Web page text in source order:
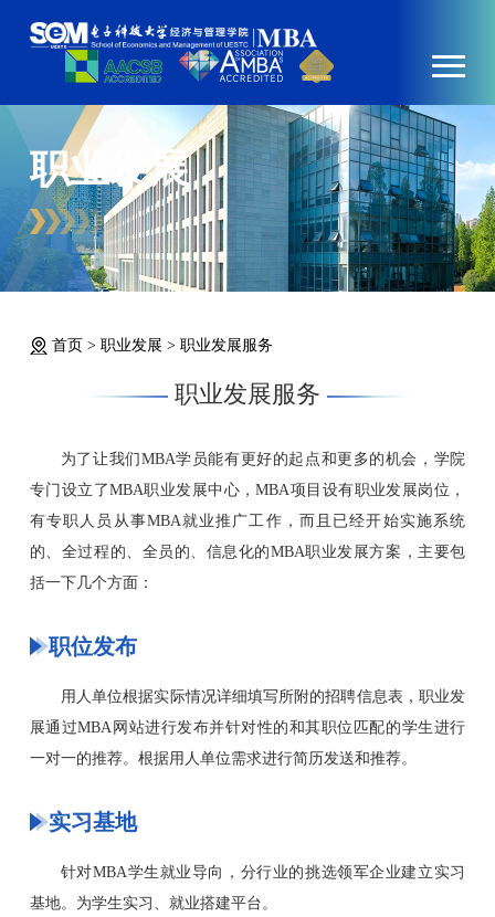
职业发展
首页 > 职业发展 > 职业发展服务
职业发展服务
为了让我们MBA学员能有更好的起点和更多的机会，学院
专门设立了MBA职业发展中心，MBA项目设有职业发展岗位，
有专职人员从事MBA就业推广工作，而且已经开始实施系统
的、全过程的、全员的、信息化的MBA职业发展方案，主要包
括一下几个方面：
职位发布
用人单位根据实际情况详细填写所附的招聘信息表，职业发
展通过MBA网站进行发布并针对性的和其职位匹配的学生进行
一对一的推荐。根据用人单位需求进行简历发送和推荐。
实习基地
针对MBA学生就业导向，分行业的挑选领军企业建立实习
基地。为学生实习、就业搭建平台。